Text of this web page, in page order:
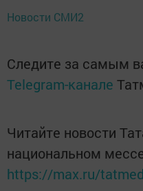
Новости СМИ2
Следите за самым
Telegram-канале
Читайте новости
национальном
https://max.ru/